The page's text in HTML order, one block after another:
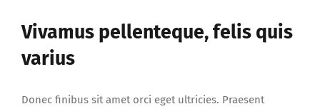
Vivamus pellenteque, felis quis
varius
Donec finibus sit amet orci eget ultricies. Praesent